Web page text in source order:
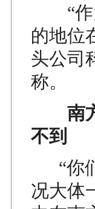
“作
的地位
头公司
称。
南
不到
“你们
况大体